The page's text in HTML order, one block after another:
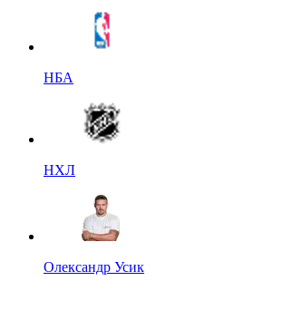
НБА
НХЛ
Олександр Усик